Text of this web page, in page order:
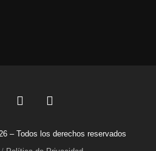
L
k
I
t
– Todos los derechos reservados